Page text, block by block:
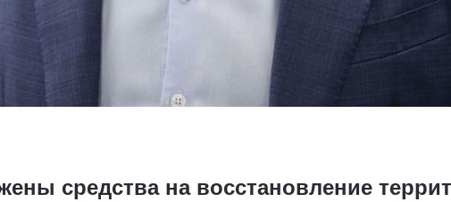
средства на восстановление